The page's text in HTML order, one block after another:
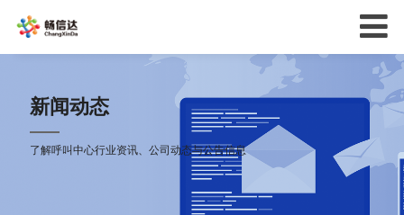
新闻动态
了解呼叫中心行业资讯、公司动态与公告信息